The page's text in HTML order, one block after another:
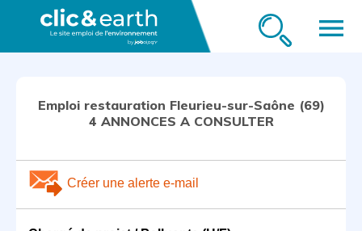
menu
Emploi restauration Fleurieu-sur-Saône (69)
4 ANNONCES A CONSULTER
Créer une alerte e-mail